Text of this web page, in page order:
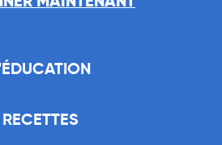
RECETTES